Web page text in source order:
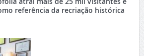
referência da recriação histórica